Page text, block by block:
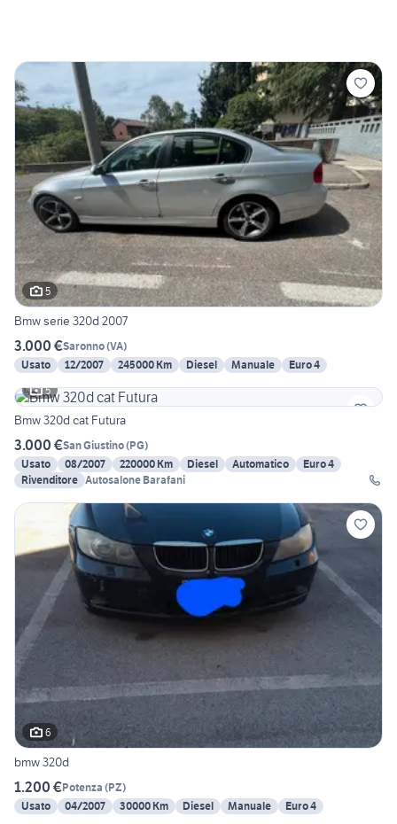
5
Bmw serie 320d 2007
3.000 €Saronno(VA)
Usato
12/2007 245000 Km Diesel Manuale
Euro 4
5
Bmw 320d cat Futura
3.000 €San Giustino(PG)
Usato
08/2007 220000 Km Diesel Automatico
Euro 4
Rivenditore Autosalone Barafani
6
bmw 320d
1.200 €Potenza (PZ)
Usato
04/2007 30000 Km Diesel Manuale Euro 4